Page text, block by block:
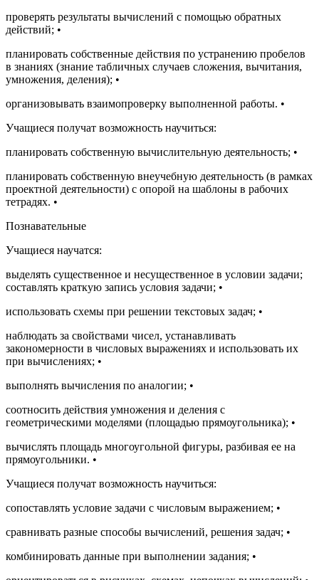
проверять результаты вычислений с помощью обратных
действий; •
планировать собственные действия по устранению пробелов
в знаниях (знание табличных случаев сложения, вычитания,
умножения, деления); •
организовывать взаимопроверку выполненной работы. •
Учащиеся получат возможность научиться:
планировать собственную вычислительную деятельность; •
планировать собственную внеучебную деятельность (в рамках
проектной деятельности) с опорой на шаблоны в рабочих
тетрадях. •
Познавательные
Учащиеся научатся:
выделять существенное и несущественное в условии задачи;
составлять краткую запись условия задачи; •
использовать схемы при решении текстовых задач; •
наблюдать за свойствами чисел, устанавливать
закономерности в числовых выражениях и использовать их
при вычислениях; •
выполнять вычисления по аналогии; •
соотносить действия умножения и деления с
геометрическими моделями (площадью прямоугольника); •
вычислять площадь многоугольной фигуры, разбивая ее на
прямоугольники. •
Учащиеся получат возможность научиться:
сопоставлять условие задачи с числовым выражением; •
сравнивать разные способы вычислений, решения задач; •
комбинировать данные при выполнении задания; •